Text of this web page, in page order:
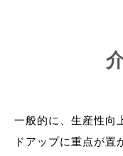
一般的に、生産性向
ドアップに重点が